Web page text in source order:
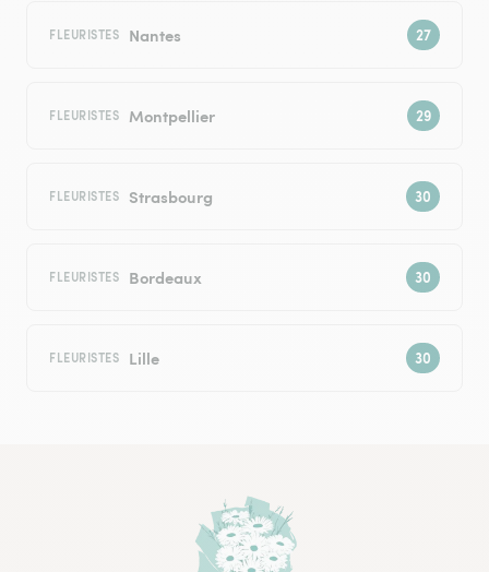
FLEURISTES Nantes
FLEURISTES Montpellier
FLEURISTES Strasbourg
FLEURISTES Bordeaux
FLEURISTES Lille